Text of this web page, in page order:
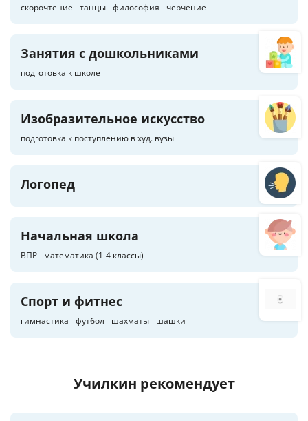
скорочтение
танцы философия черчение
Занятия с дошкольниками
подготовка к школе
Изобразительное искусство
подготовка к поступлению в худ. вузы
Логопед
Начальная школа
ВПР математика (1-4 классы)
Спорт и фитнес
гимнастика футбол шахматы шашки
Училкин рекомендует